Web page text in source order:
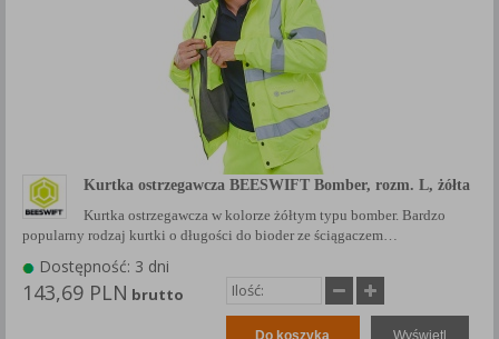
Kurtka ostrzegawcza BEESWIFT Bomber, rozm. L, żółta
Kurtka ostrzegawcza w kolorze żółtym typu bomber. Bardzo
popularny rodzaj kurtki o długości do bioder ze ściągaczem…
Dostępność: 3 dni
143,69 PLN brutto